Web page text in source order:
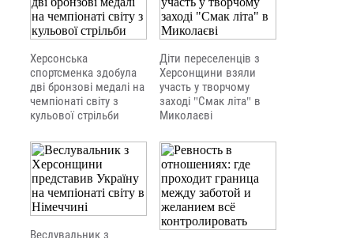
Херсонська
спортсменка здобула
дві бронзові медалі на
чемпіонаті світу з
кульової стрільби
Діти переселенців з
Херсонщини взяли
участь у творчому
заході "Смак літа" в
Миколаєві
Веслувальник з